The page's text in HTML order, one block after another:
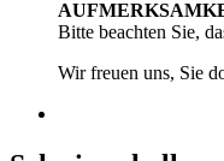
Bitte beachten Sie,
Wir freuen uns, Sie